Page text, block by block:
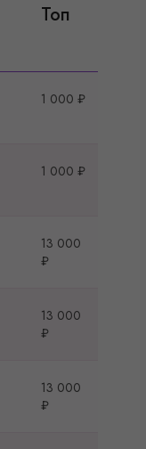
Топ
1 000 ₽
1 000 ₽
13 000
₽
13 000
₽
13 000
₽